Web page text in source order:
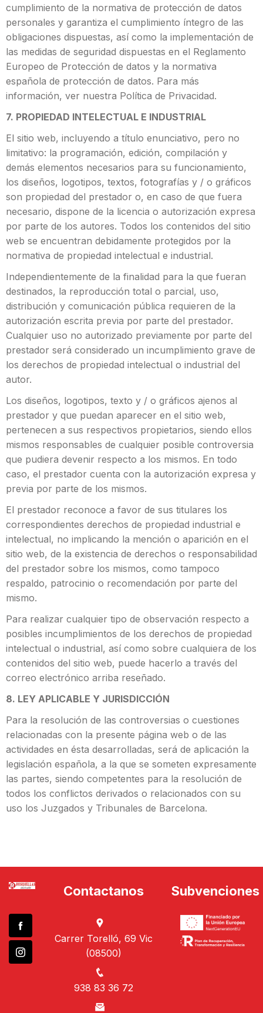
cumplimiento de la normativa de protección de datos
personales y garantiza el cumplimiento íntegro de las
obligaciones dispuestas, así como la implementación de
las medidas de seguridad dispuestas en el Reglamento
Europeo de Protección de datos y la normativa
española de protección de datos. Para más
información, ver nuestra Política de Privacidad.
7. PROPIEDAD INTELECTUAL E INDUSTRIAL
El sitio web, incluyendo a título enunciativo, pero no
limitativo: la programación, edición, compilación y
demás elementos necesarios para su funcionamiento,
los diseños, logotipos, textos, fotografías y / o gráficos
son propiedad del prestador o, en caso de que fuera
necesario, dispone de la licencia o autorización expresa
por parte de los autores. Todos los contenidos del sitio
web se encuentran debidamente protegidos por la
normativa de propiedad intelectual e industrial.
Independientemente de la finalidad para la que fueran
destinados, la reproducción total o parcial, uso,
distribución y comunicación pública requieren de la
autorización escrita previa por parte del prestador.
Cualquier uso no autorizado previamente por parte del
prestador será considerado un incumplimiento grave de
los derechos de propiedad intelectual o industrial del
autor.
Los diseños, logotipos, texto y / o gráficos ajenos al
prestador y que puedan aparecer en el sitio web,
pertenecen a sus respectivos propietarios, siendo ellos
mismos responsables de cualquier posible controversia
que pudiera devenir respecto a los mismos. En todo
caso, el prestador cuenta con la autorización expresa y
previa por parte de los mismos.
El prestador reconoce a favor de sus titulares los
correspondientes derechos de propiedad industrial e
intelectual, no implicando la mención o aparición en el
sitio web, de la existencia de derechos o responsabilidad
del prestador sobre los mismos, como tampoco
respaldo, patrocinio o recomendación por parte del
mismo.
Para realizar cualquier tipo de observación respecto a
posibles incumplimientos de los derechos de propiedad
intelectual o industrial, así como sobre cualquiera de los
contenidos del sitio web, puede hacerlo a través del
correo electrónico arriba reseñado.
8. LEY APLICABLE Y JURISDICCIÓN
Para la resolución de las controversias o cuestiones
relacionadas con la presente página web o de las
actividades en ésta desarrolladas, será de aplicación la
legislación española, a la que se someten expresamente
las partes, siendo competentes para la resolución de
todos los conflictos derivados o relacionados con su
uso los Juzgados y Tribunales de Barcelona.
Contactanos
Carrer Torelló, 69 Vic
(08500)
938 83 36 72
Subvenciones